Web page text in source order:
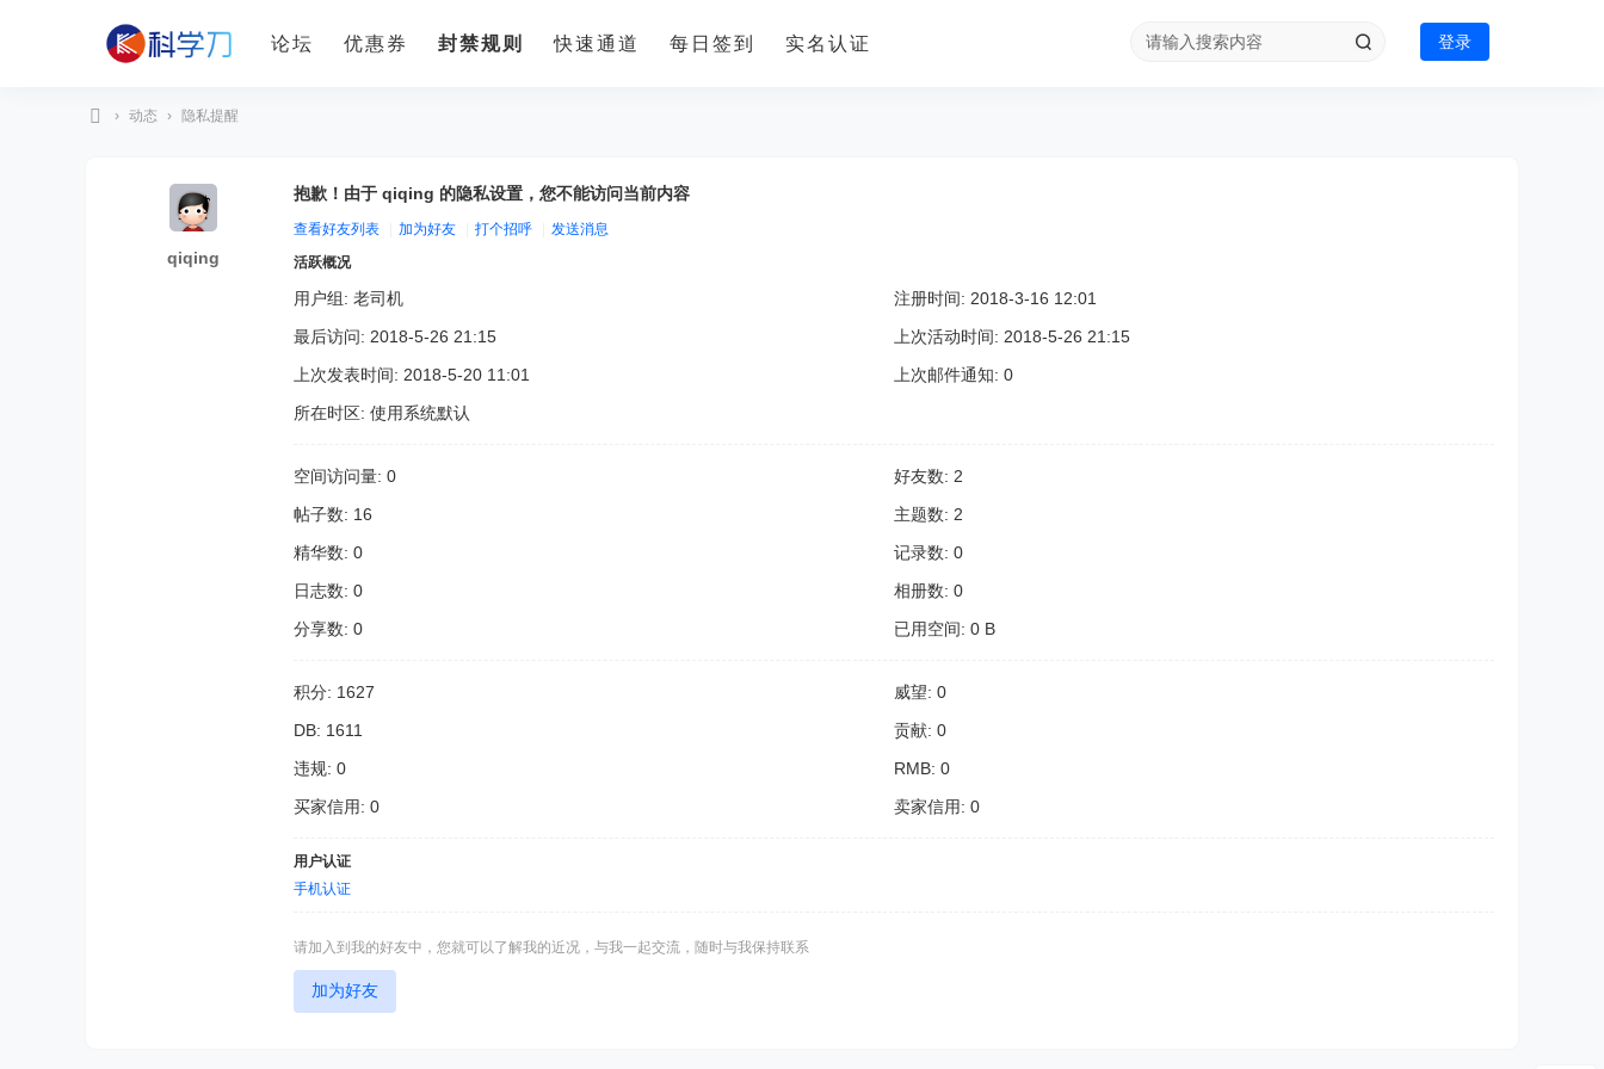
论坛 优惠券 封禁规则 快速通道 每日签到 实名认证 登录
› 动态 › 隐私提醒
qiqing
抱歉！由于 qiqing 的隐私设置，您不能访问当前内容
查看好友列表 加为好友 打个招呼
发送消息
活跃概况
用户组: 老司机
注册时间: 2018-3-16 12:01
最后访问: 2018-5-26 21:15
上次活动时间: 2018-5-26 21:15
上次发表时间: 2018-5-20 11:01
上次邮件通知: 0
所在时区: 使用系统默认
空间访问量: 0
好友数: 2
帖子数: 16
主题数: 2
精华数: 0
记录数: 0
日志数: 0
相册数: 0
分享数: 0
已用空间: 0 B
积分: 1627
威望: 0
DB: 1611
贡献: 0
违规: 0
RMB: 0
买家信用: 0
卖家信用: 0
用户认证
手机认证
请加入到我的好友中，您就可以了解我的近况，与我一起交流，随时与我保持联系
加为好友